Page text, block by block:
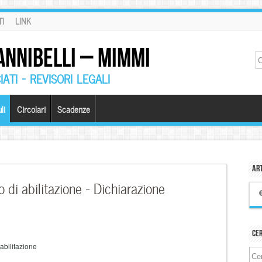
LINK
– MIMMI
– REVISORI LEGALI
Circolari Scadenze
abilitazione – Dichiarazione